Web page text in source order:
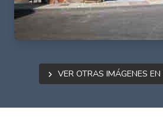
Ver otras imágenes